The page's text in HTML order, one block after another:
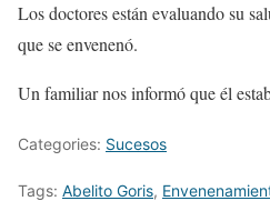
Los doctores están evaluando su
que se envenenó.
Un familiar nos informó que él
Categories: Sucesos
Tags: Abelito Goris,